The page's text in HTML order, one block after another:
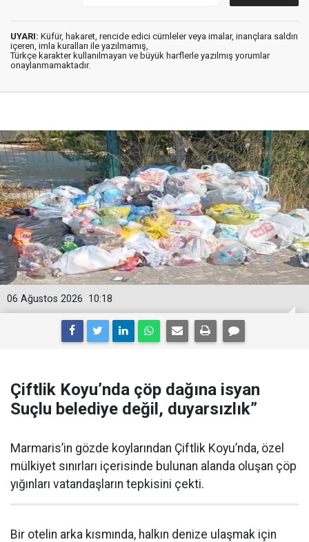
UYARI: Küfür, hakaret, rencide edici cümleler veya imalar, inançlara saldırı
içeren, imla kuralları ile yazılmamış,
Türkçe karakter kullanılmayan ve büyük harflerle yazılmış yorumlar
onaylanmamaktadır.
10:18
06 Ağustos 2026
Çiftlik Koyu’nda çöp dağına isyan
Suçlu belediye değil, duyarsızlık”
Marmaris’in gözde koylarından Çiftlik Koyu’nda, özel
mülkiyet sınırları içerisinde bulunan alanda oluşan çöp
yığınları vatandaşların tepkisini çekti.
Bir otelin arka kısmında, halkın denize ulaşmak için